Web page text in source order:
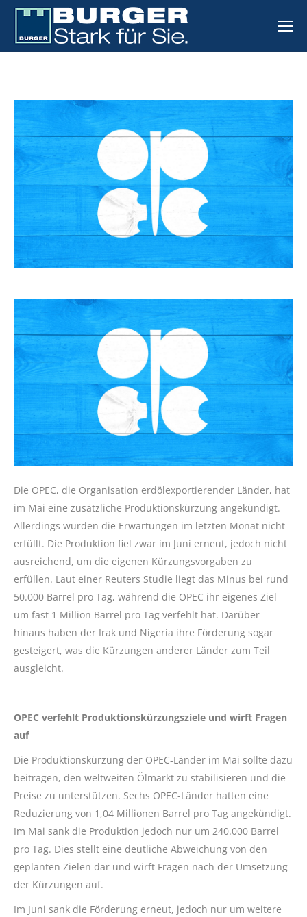
Die OPEC, die Organisation erdölexportierender Länder, hat
im Mai eine zusätzliche Produktionskürzung angekündigt.
Allerdings wurden die Erwartungen im letzten Monat nicht
erfüllt. Die Produktion fiel zwar im Juni erneut, jedoch nicht
ausreichend, um die eigenen Kürzungsvorgaben zu
erfüllen. Laut einer Reuters Studie liegt das Minus bei rund
50.000 Barrel pro Tag, während die OPEC ihr eigenes Ziel
um fast 1 Million Barrel pro Tag verfehlt hat. Darüber
hinaus haben der Irak und Nigeria ihre Förderung sogar
gesteigert, was die Kürzungen anderer Länder zum Teil
ausgleicht.
OPEC verfehlt Produktionskürzungsziele und wirft Fragen
auf
Die Produktionskürzung der OPEC-Länder im Mai sollte dazu
beitragen, den weltweiten Ölmarkt zu stabilisieren und die
Preise zu unterstützen. Sechs OPEC-Länder hatten eine
Reduzierung von 1,04 Millionen Barrel pro Tag angekündigt.
Im Mai sank die Produktion jedoch nur um 240.000 Barrel
pro Tag. Dies stellt eine deutliche Abweichung von den
geplanten Zielen dar und wirft Fragen nach der Umsetzung
der Kürzungen auf.
Im Juni sank die Förderung erneut, jedoch nur um weitere